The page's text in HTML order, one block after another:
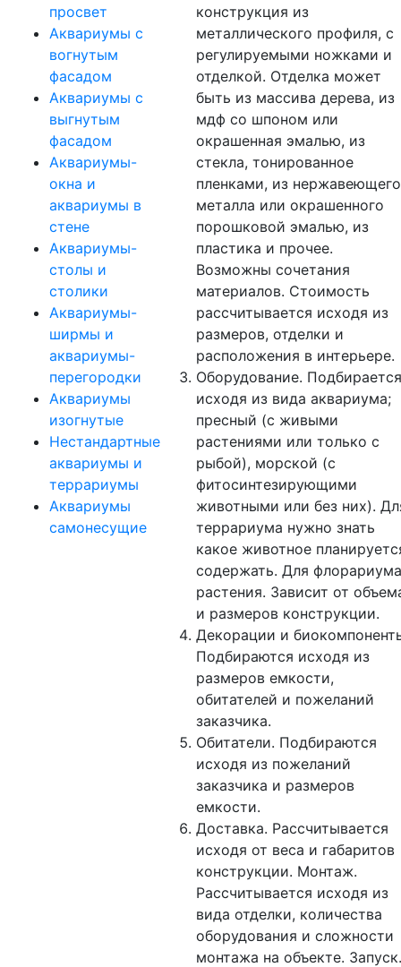
просвет
Аквариумы с
вогнутым
фасадом
Аквариумы с
выгнутым
фасадом
Аквариумы-
окна и
аквариумы в
стене
Аквариумы-
столы и
столики
Аквариумы-
ширмы и
аквариумы-
перегородки
Аквариумы
изогнутые
Нестандартные
аквариумы и
террариумы
Аквариумы
самонесущие
конструкция из
металлического профиля, с
регулируемыми ножками и
отделкой. Отделка может
быть из массива дерева, из
мдф со шпоном или
окрашенная эмалью, из
стекла, тонированное
пленками, из нержавеющего
металла или окрашенного
порошковой эмалью, из
пластика и прочее.
Возможны сочетания
материалов. Стоимость
рассчитывается исходя из
размеров, отделки и
расположения в интерьере.
Оборудование. Подбирается
исходя из вида аквариума;
пресный (с живыми
растениями или только с
рыбой), морской (с
фитосинтезирующими
животными или без них).
террариума нужно знать
какое животное
содержать. Для
растения. Зависит от
и размеров конструкции.
Декорации и
Подбираются исходя из
размеров емкости,
обитателей и пожеланий
заказчика.
Обитатели. Подбираются
исходя из пожеланий
заказчика и размеров
емкости.
Доставка. Рассчитывается
исходя от веса и габаритов
конструкции. Монтаж.
Рассчитывается исходя из
вида отделки, количества
оборудования и сложности
монтажа на объекте. Запуск.